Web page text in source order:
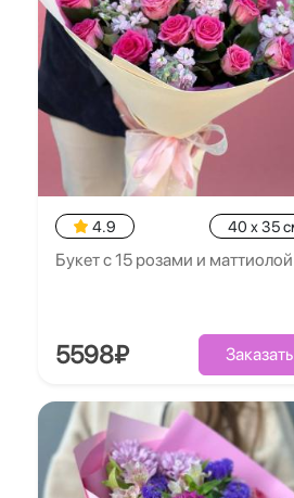
4.9 40 x 35
Букет с 15 розами и маттиолой
5598₽ Заказать